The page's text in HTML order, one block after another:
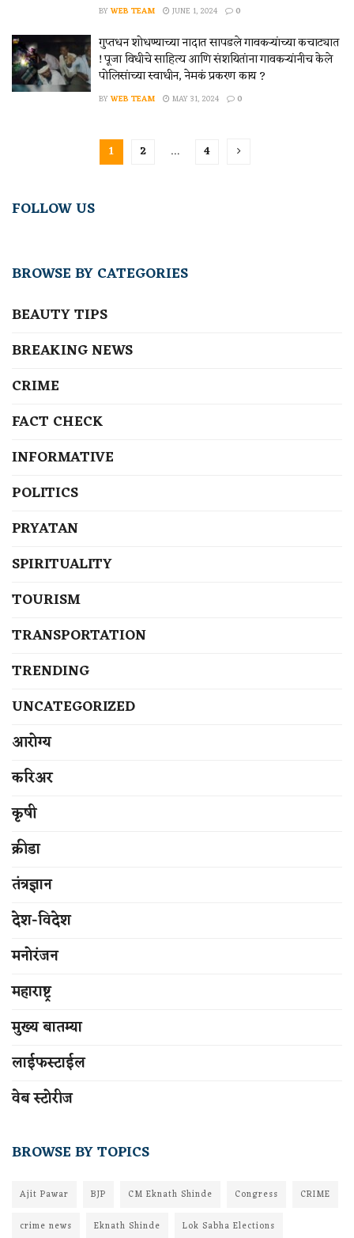
BYWEB TEAM JUNE 1, 2024 0
गुप्तधन शोधण्याच्या नादात सापडले गावकऱ्यांच्या कचाट्यात
! पूजा विधीचे साहित्य आणि संशयितांना गावकऱ्यांनीच केले
पोलिसांच्या स्वाधीन, नेमकं प्रकरण काय ?
BYWEB TEAM MAY 31, 2024 0
1 2 … 4
FOLLOW US
BROWSE BY CATEGORIES
BEAUTY TIPS
BREAKING NEWS
CRIME
FACT CHECK
INFORMATIVE
POLITICS
PRYATAN
SPIRITUALITY
TOURISM
TRANSPORTATION
TRENDING
UNCATEGORIZED
आरोग्य
करिअर
कृषी
क्रीडा
तंत्रज्ञान
देश-विदेश
मनोरंजन
महाराष्ट्र
मुख्य बातम्या
लाईफस्टाईल
वेब स्टोरीज
BROWSE BY TOPICS
Ajit Pawar BJP CM Eknath Shinde Congress
CRIME
crime news
Eknath Shinde Lok Sabha Elections